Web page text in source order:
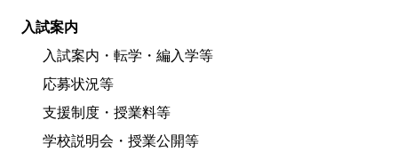
入試案内
入試案内・転学・編入学等
応募状況等
支援制度・授業料等
学校説明会・授業公開等